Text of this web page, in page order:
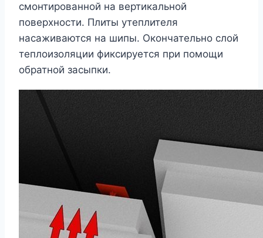
смонтированной на вертикальной
поверхности. Плиты утеплителя
насаживаются на шипы. Окончательно слой
теплоизоляции фиксируется при помощи
обратной засыпки.